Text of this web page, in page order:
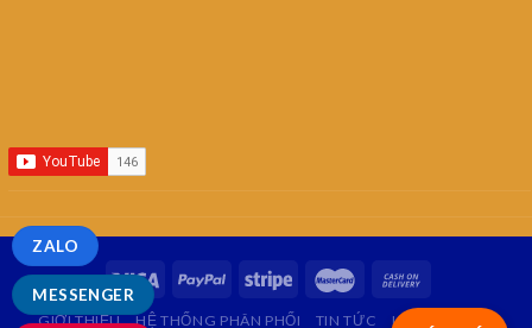
GIỚI THIỆU HỆ THỐNG PHÂN PHỐI TIN TỨC LIÊN HỆ
MESSENGER
ZALO